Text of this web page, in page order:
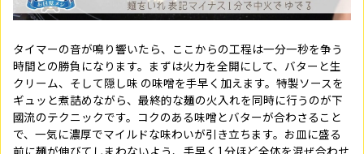
タイマーの音が鳴り響いたら、ここからの工程は一分一秒を争う
時間との勝負になります。まずは火力を全開にして、バターと生
クリーム、そして隠し味 の味噌を手早く加えます。特製ソースを
ギュッと煮詰めながら、最終的な麺の火入れを同時に行うのが下
國流のテクニックです。コクのある味噌とバターが合わさること
で、一気に濃厚でマイルドな味わいが引き立ちます。お皿に盛る
前に麺が伸びてしまわないよう、手早く1分ほど全体を混ぜ合わせ